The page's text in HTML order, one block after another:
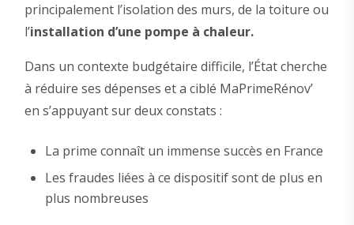
principalement l’isolation des murs, de la toiture ou
l’installation d’une pompe à chaleur.
Dans un contexte budgétaire difficile, l’État cherche
à réduire ses dépenses et a ciblé MaPrimeRénov’
en s’appuyant sur deux constats :
La prime connaît un immense succès en France
Les fraudes liées à ce dispositif sont de plus en
plus nombreuses